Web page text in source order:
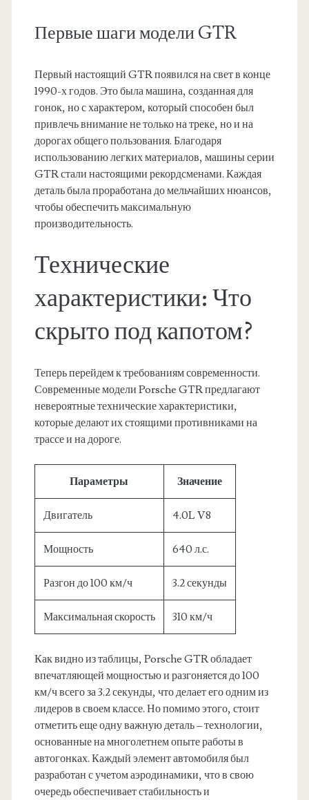
Первые шаги модели GTR
Первый настоящий GTR появился на свет в конце
1990-х годов. Это была машина, созданная для
гонок, но с характером, который способен был
привлечь внимание не только на треке, но и на
дорогах общего пользования. Благодаря
использованию легких материалов, машины серии
GTR стали настоящими рекордсменами. Каждая
деталь была проработана до мельчайших нюансов,
чтобы обеспечить максимальную
производительность.
Технические
характеристики: Что
скрыто под капотом?
Теперь перейдем к требованиям современности.
Современные модели Porsche GTR предлагают
невероятные технические характеристики,
которые делают их стоящими противниками на
трассе и на дороге.
Параметры Значение
Двигатель 4.0L V8
Мощность 640 л.с.
Разгон до 100 км/ч 3.2 секунды
Максимальная скорость 310 км/ч
Как видно из таблицы, Porsche GTR обладает
впечатляющей мощностью и разгоняется до 100
км/ч всего за 3.2 секунды, что делает его одним из
лидеров в своем классе. Но помимо этого, стоит
отметить еще одну важную деталь – технологии,
основанные на многолетнем опыте работы в
автогонках. Каждый элемент автомобиля был
разработан с учетом аэродинамики, что в свою
очередь обеспечивает стабильность и